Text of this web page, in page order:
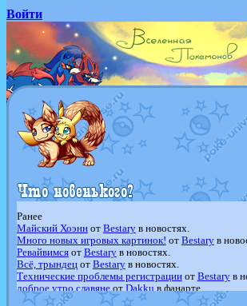
Войти
Ранее
Майский Хоэннот Bestaryв новостях.
Много новых игровых картинок! от Bestaryв
Ревайвимсяот Bestaryв новостях.
Всё, трындецот Bestaryв новостях.
Технические проблемы регистрацииот Bestaryв
доброе утро славянеот Dakku в фанарте.
Йолда и Мимикью отMavisNyanCatв фанарте.